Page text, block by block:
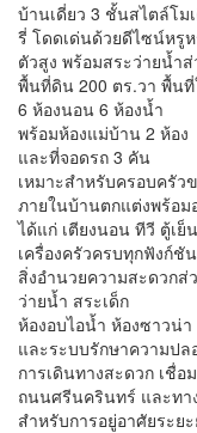
บ้านเดี่ยว 3 ชั้นสไตล์โม
รี่ โดดเด่นด้วยดีไซน์หรู
ตัวสูง พร้อมสระว่ายน้ำ
พื้นที่ดิน 200 ตร.วา พื้น
6 ห้องนอน 6 ห้องน้ำ
พร้อมห้องแม่บ้าน 2 ห้อง
และที่จอดรถ 3 คัน
เหมาะสำหรับครอบครั
ภายในบ้านตกแต่งพร้อม
ได้แก่ เตียงนอน ทีวี ตู้เย็
เครื่องครัวครบทุกฟังก์ชัน
สิ่งอำนวยความสะดวก
ว่ายน้ำ สระเด็ก
ห้องอบไอน้ำ ห้องซาวน่า
และระบบรักษาความปล
การเดินทางสะดวก เชื่
ถนนศรีนครินทร์ และทา
สำหรับการอยู่อาศัยระย